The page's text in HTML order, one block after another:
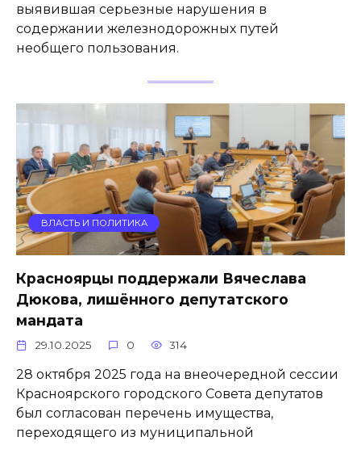
выявившая серьезные нарушения в
содержании железнодорожных путей
необщего пользования.
ВЛАСТЬ И ПОЛИТИКА
Красноярцы поддержали Вячеслава
Дюкова, лишённого депутатского
мандата
29.10.2025 0 314
28 октября 2025 года на внеочередной сессии
Красноярского городского Совета депутатов
был согласован перечень имущества,
переходящего из муниципальной